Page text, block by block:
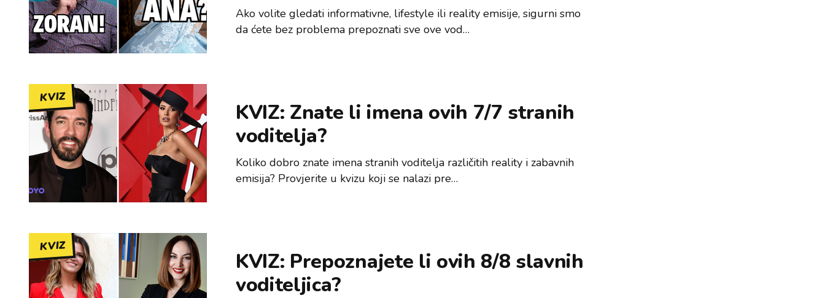
Ako volite gledati informativne, lifestyle ili reality emisije, sigurni smo
da ćete bez problema prepoznati sve ove vod…
KVIZ
KVIZ: Znate li imena ovih 7/7 stranih
voditelja?
Koliko dobro znate imena stranih voditelja različitih reality i zabavnih
emisija? Provjerite u kvizu koji se nalazi pre…
KVIZ
KVIZ: Prepoznajete li ovih 8/8 slavnih
voditeljica?